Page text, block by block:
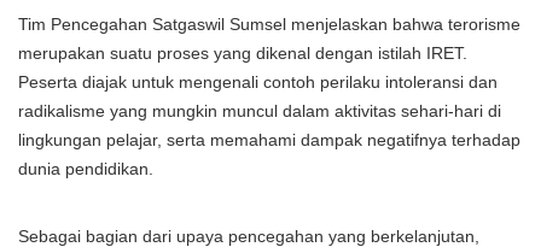
Tim Pencegahan Satgaswil Sumsel menjelaskan bahwa terorisme
merupakan suatu proses yang dikenal dengan istilah IRET.
Peserta diajak untuk mengenali contoh perilaku intoleransi dan
radikalisme yang mungkin muncul dalam aktivitas sehari-hari di
lingkungan pelajar, serta memahami dampak negatifnya terhadap
dunia pendidikan.
Sebagai bagian dari upaya pencegahan yang berkelanjutan,